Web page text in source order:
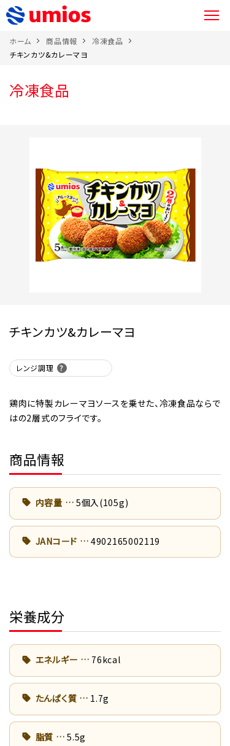
ホーム 商品情報
冷凍食品
チキンカツ&カレーマヨ
冷凍食品
チキンカツ&カレーマヨ
レンジ調理
鶏肉に特製カレーマヨソースを乗せた、冷凍食品ならで
はの2層式のフライです。
商品情報
内容量 5個入(105g)
JANコード 4902165002119
栄養成分
エネルギー 76kcal
たんぱく質 1.7g
脂質 5.5g